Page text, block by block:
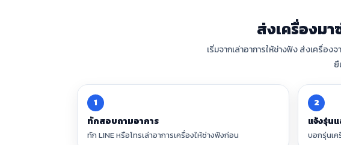
ส่งเครื่องมา
เริ่มจากเล่าอาการให้ช่างฟัง ส่งเครื่อ
1
ทักสอบถามอาการ
ทัก LINE หรือโทรเล่าอาการเครื่องให้ช่างฟังก่อน
2
แจ้งรุ่น
บอกรุ่นเค